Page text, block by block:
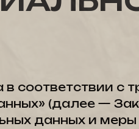
соответствии с
(далее —
данных и меры